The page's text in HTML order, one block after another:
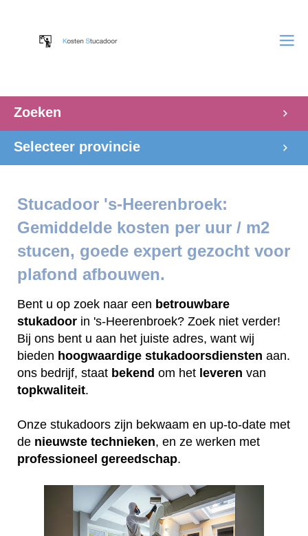
Zoeken
Selecteer provincie
Stucadoor 's-Heerenbroek:
Gemiddelde kosten per uur / m2
stucen, goede expert gezocht voor
plafond afbouwen.
Bent u op zoek naar een betrouwbare
stukadoor in 's-Heerenbroek? Zoek niet verder!
Bij ons bent u aan het juiste adres, want wij
bieden hoogwaardige stukadoorsdiensten aan.
ons bedrijf, staat bekend om het leveren van
topkwaliteit.
Onze stukadoors zijn bekwaam en up-to-date met
de nieuwste technieken, en ze werken met
professioneel gereedschap.